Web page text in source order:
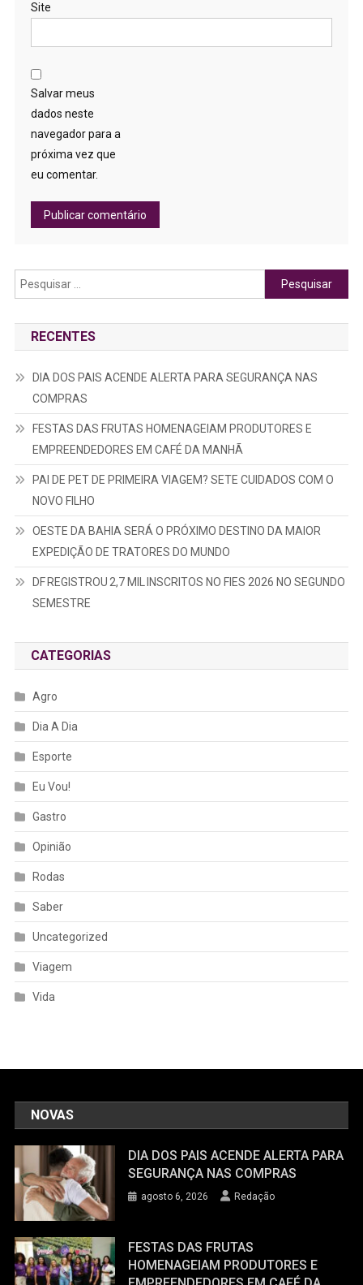
Site
Salvar meus
dados neste
navegador para a
próxima vez que
eu comentar.
Pesquisar
por:
RECENTES
DIA DOS PAIS ACENDE ALERTA PARA SEGURANÇA NAS
COMPRAS
FESTAS DAS FRUTAS HOMENAGEIAM PRODUTORES E
EMPREENDEDORES EM CAFÉ DA MANHÃ
PAI DE PET DE PRIMEIRA VIAGEM? SETE CUIDADOS COM O
NOVO FILHO
OESTE DA BAHIA SERÁ O PRÓXIMO DESTINO DA MAIOR
EXPEDIÇÃO DE TRATORES DO MUNDO
DF REGISTROU 2,7 MIL INSCRITOS NO FIES 2026 NO SEGUNDO
SEMESTRE
CATEGORIAS
Agro
Dia A Dia
Esporte
Eu Vou!
Gastro
Opinião
Rodas
Saber
Uncategorized
Viagem
Vida
NOVAS
DIA DOS PAIS ACENDE ALERTA PARA
SEGURANÇA NAS COMPRAS
agosto 6, 2026 Redação
FESTAS DAS FRUTAS
HOMENAGEIAM PRODUTORES E